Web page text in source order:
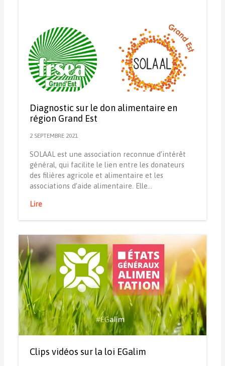
Diagnostic sur le don alimentaire en
région Grand Est
2 SEPTEMBRE 2021
SOLAAL est une association reconnue d’intérêt
général, qui facilite le lien entre les donateurs
des filières agricole et alimentaire et les
associations d’aide alimentaire. Elle…
Lire
Clips vidéos sur la loi EGalim